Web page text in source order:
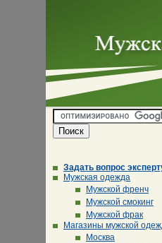
Задать вопрос
Мужская одежда
Мужской френч
Мужской смокинг
Мужской фрак
Магазины мужской
Москва